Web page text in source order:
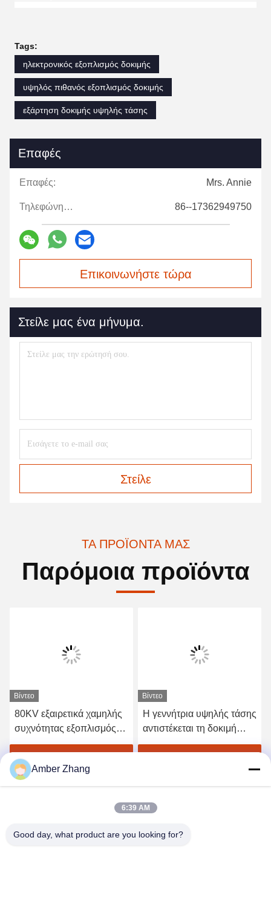
Tags:
ηλεκτρονικός εξοπλισμός δοκιμής
υψηλός πιθανός εξοπλισμός δοκιμής
εξάρτηση δοκιμής υψηλής τάσης
Επαφές
Επαφές: Mrs. Annie
Τηλεφώνημα: 86--17362949750
Επικοινωνήστε τώρα
Στείλε μας ένα μήνυμα.
Στείλε
ΤΑ ΠΡΟΪΌΝΤΑ ΜΑΣ
Παρόμοια προϊόντα
Βίντεο
80KV εξαιρετικά χαμηλής
συχνότητας εξοπλισμός
δοκιμής υψηλής τάσης
εναλλασσόμενου
ρεύματος, γεννήτρια 0.1hz
Vlf
Βρείτε την καλύτερη τιμή
Βίντεο
Η γεννήτρια υψηλής τάσης
αντιστέκεται τη δοκιμή
τάσης για τον ηλεκτρικό
Amber Zhang
6:39 AM
Good day, what product are you looking for?